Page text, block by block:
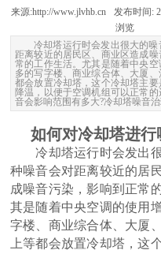
来源:http://www.jlvhb.cn 发布时间:
浏览
冷却塔运行时会发出很大的
距离较近的居民区、商业区造成
常的工作生活。尤其是随着中央
多的写字楼、商业综合体、大厦
都会放置冷却塔，这个冷却塔主要
降温，以便于空调机组可以正常
音会影响范围有多大?冷却塔噪音
如何对冷却塔进行
冷却塔运行时会发出很
种噪音会对距离较近的居
成噪音污染，影响到正常
其是随着中央空调的使用
字楼、商业综合体、大厦
上等都会放置冷却塔，这